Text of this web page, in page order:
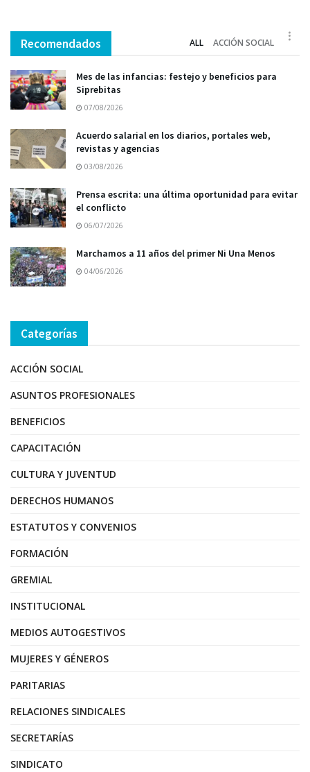
Recomendados ALL ACCIÓN SOCIAL
Mes de las infancias: festejo y beneficios para
Siprebitas
07/08/2026
Acuerdo salarial en los diarios, portales web,
revistas y agencias
03/08/2026
Prensa escrita: una última oportunidad para evitar
el conflicto
06/07/2026
Marchamos a 11 años del primer Ni Una Menos
04/06/2026
Categorías
ACCIÓN SOCIAL
ASUNTOS PROFESIONALES
BENEFICIOS
CAPACITACIÓN
CULTURA Y JUVENTUD
DERECHOS HUMANOS
ESTATUTOS Y CONVENIOS
FORMACIÓN
GREMIAL
INSTITUCIONAL
MEDIOS AUTOGESTIVOS
MUJERES Y GÉNEROS
PARITARIAS
RELACIONES SINDICALES
SECRETARÍAS
SINDICATO